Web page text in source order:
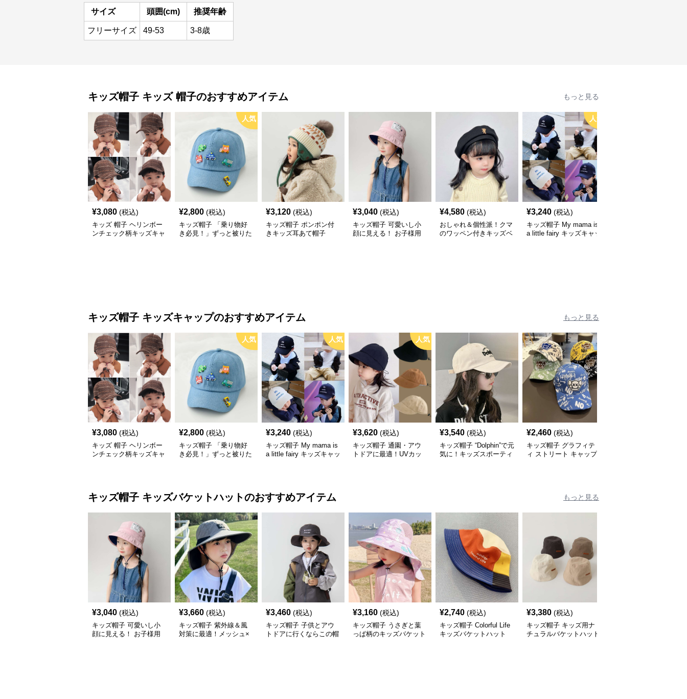
サイズ 頭囲(cm) 推奨年齢
フリーサイズ 49-53 3-8歳
キッズ帽子 キッズ 帽子のおすすめアイテム もっと見る
¥3,080 (税込)
キッズ 帽子 ヘリンボー
ンチェック柄キッズキャ
人気
¥2,800 (税込)
キッズ帽子 「乗り物好
き必見！」ずっと被りた
¥3,120 (税込)
キッズ帽子 ポンポン付
きキッズ耳あて帽子
¥3,040 (税込)
キッズ帽子 可愛いし小
顔に見える！ お子様用
¥4,580 (税込)
おしゃれ＆個性派！クマ
のワッペン付きキッズベ
人気
¥3,240 (税込)
キッズ帽子 My mama is
a little fairy キッズキャッ
キッズ帽子 キッズキャップのおすすめアイテム もっと見る
¥3,080 (税込)
キッズ 帽子 ヘリンボー
ンチェック柄キッズキャ
人気
¥2,800 (税込)
キッズ帽子 「乗り物好
き必見！」ずっと被りた
人気
¥3,240 (税込)
キッズ帽子 My mama is
a little fairy キッズキャッ
人気
¥3,620 (税込)
キッズ帽子 通園・アウ
トドアに最適！UVカッ
¥3,540 (税込)
キッズ帽子 “Dolphin”で元
気に！キッズスポーティ
¥2,460 (税込)
キッズ帽子 グラフィテ
ィ ストリート キャップ
キッズ帽子 キッズバケットハットのおすすめアイテム もっと見る
¥3,040 (税込)
キッズ帽子 可愛いし小
顔に見える！ お子様用
¥3,660 (税込)
キッズ帽子 紫外線＆風
対策に最適！メッシュ×
¥3,460 (税込)
キッズ帽子 子供とアウ
トドアに行くならこの帽
¥3,160 (税込)
キッズ帽子 うさぎと葉
っぱ柄のキッズバケット
¥2,740 (税込)
キッズ帽子 Colorful Life
キッズバケットハット
¥3,380 (税込)
キッズ帽子 キッズ用ナ
チュラルバケットハット